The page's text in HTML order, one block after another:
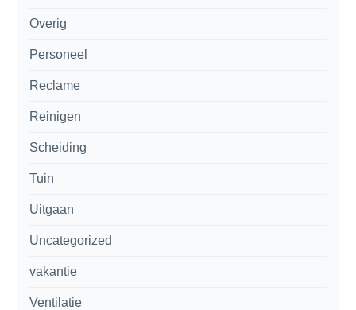
Overig
Personeel
Reclame
Reinigen
Scheiding
Tuin
Uitgaan
Uncategorized
vakantie
Ventilatie